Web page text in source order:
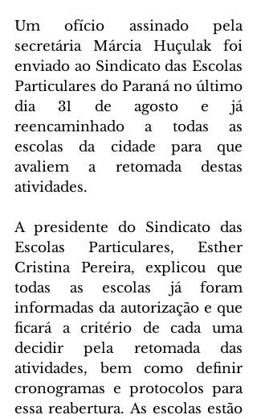
Um ofício assinado pela
secretária Márcia Huçulak foi
enviado ao Sindicato das Escolas
Particulares do Paraná no último
dia 31 de agosto e já
reencaminhado a todas as
escolas da cidade para que
avaliem a retomada destas
atividades.
A presidente do Sindicato das
Escolas Particulares, Esther
Cristina Pereira, explicou que
todas as escolas já foram
informadas da autorização e que
ficará a critério de cada uma
decidir pela retomada das
atividades, bem como definir
cronogramas e protocolos para
essa reabertura. As escolas estão